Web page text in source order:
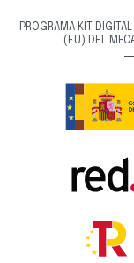
PROGRAMA KIT
(EU) DEL